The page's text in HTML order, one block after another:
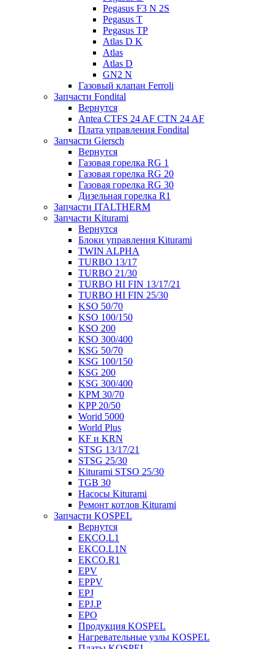
Pegasus F3 N 2S
Pegasus T
Pegasus TP
Atlas D K
Atlas
Atlas D
GN2 N
Газовый клапан Ferroli
Запчасти Fondital
Вернутся
Antea CTFS 24 AF CTN 24 AF
Плата управления Fondital
Запчасти Giersch
Вернутся
Газовая горелка RG 1
Газовая горелка RG 20
Газовая горелка RG 30
Дизельная горелка R1
Запчасти ITALTHERM
Запчасти Kiturami
Вернутся
Блоки управления Kiturami
TWIN ALPHA
TURBO 13/17
TURBO 21/30
TURBO HI FIN 13/17/21
TURBO HI FIN 25/30
KSO 50/70
KSO 100/150
KSO 200
KSO 300/400
KSG 50/70
KSG 100/150
KSG 200
KSG 300/400
KPM 30/70
KPP 20/50
Worid 5000
World Plus
KF и KRN
STSG 13/17/21
STSG 25/30
Kiturami STSO 25/30
TGB 30
Насосы Kiturami
Ремонт котлов Kiturami
Запчасти KOSPEL
Вернутся
EKCO.L1
EKCO.L1N
EKCO.R1
EPV
EPPV
EPJ
EPJ.P
EPO
Продукция KOSPEL
Нагревательные узлы KOSPEL